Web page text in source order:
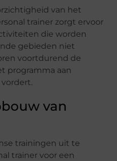
van het
trainer zorgt ervoor
die worden
gebieden niet
voortdurend de
programma aan
van
trainingen uit te
trainer voor een